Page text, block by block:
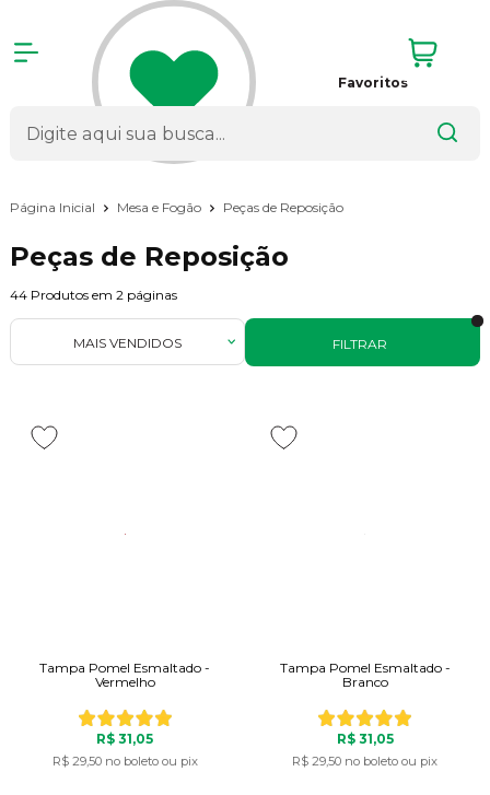
Favoritos
Página Inicial Mesa e Fogão Peças de Reposição
Peças de Reposição
44 Produtos em 2 páginas
FILTRAR
MAIS VENDIDOS
Tampa Pomel Esmaltado -
Vermelho
R$ 31,05
R$ 29,50 no boleto ou pix
Tampa Pomel Esmaltado -
Branco
R$ 31,05
R$ 29,50 no boleto ou pix